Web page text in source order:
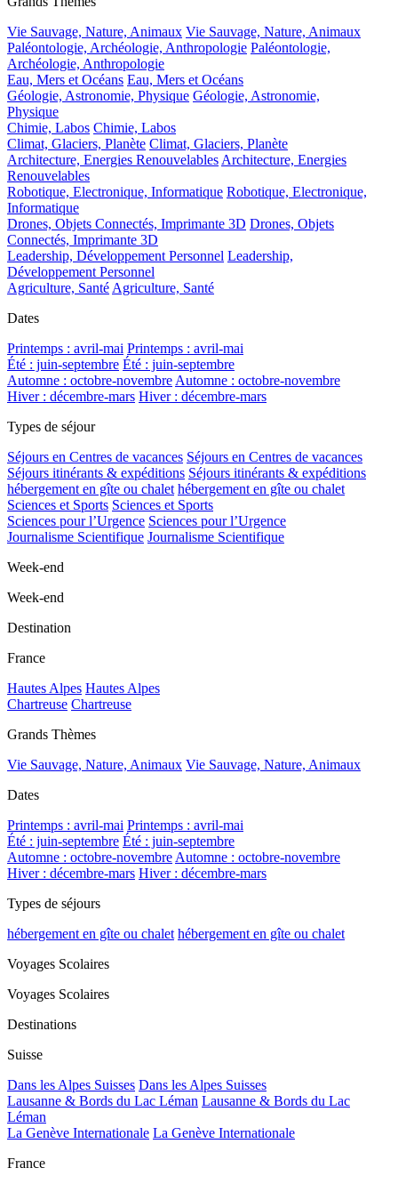
Vie Sauvage, Nature, Animaux Vie Sauvage, Nature, Animaux
Paléontologie, Archéologie, Anthropologie Paléontologie,
Archéologie, Anthropologie
Eau, Mers et Océans Eau, Mers et Océans
Géologie, Astronomie, Physique Géologie, Astronomie,
Physique
Chimie, Labos Chimie, Labos
Climat, Glaciers, Planète Climat, Glaciers, Planète
Architecture, Energies Renouvelables Architecture, Energies
Renouvelables
Robotique, Electronique, Informatique Robotique, Electronique,
Informatique
Drones, Objets Connectés, Imprimante 3D Drones, Objets
Connectés, Imprimante 3D
Leadership, Développement Personnel Leadership,
Développement Personnel
Agriculture, Santé Agriculture, Santé
Dates
Printemps : avril-mai Printemps : avril-mai
Été : juin-septembre Été : juin-septembre
Automne : octobre-novembre Automne : octobre-novembre
Hiver : décembre-mars Hiver : décembre-mars
Types de séjour
Séjours en Centres de vacances Séjours en Centres de vacances
Séjours itinérants & expéditions Séjours itinérants & expéditions
hébergement en gîte ou chalet hébergement en gîte ou chalet
Sciences et Sports Sciences et Sports
Sciences pour l’Urgence Sciences pour l’Urgence
Journalisme Scientifique Journalisme Scientifique
Week-end
Week-end
Destination
France
Hautes Alpes Hautes Alpes
Chartreuse Chartreuse
Grands Thèmes
Vie Sauvage, Nature, Animaux Vie Sauvage, Nature, Animaux
Dates
Printemps : avril-mai Printemps : avril-mai
Été : juin-septembre Été : juin-septembre
Automne : octobre-novembre Automne : octobre-novembre
Hiver : décembre-mars Hiver : décembre-mars
Types de séjours
hébergement en gîte ou chalet hébergement en gîte ou chalet
Voyages Scolaires
Voyages Scolaires
Destinations
Suisse
Dans les Alpes Suisses Dans les Alpes Suisses
Lausanne & Bords du Lac Léman Lausanne & Bords du Lac
Léman
La Genève Internationale La Genève Internationale
France